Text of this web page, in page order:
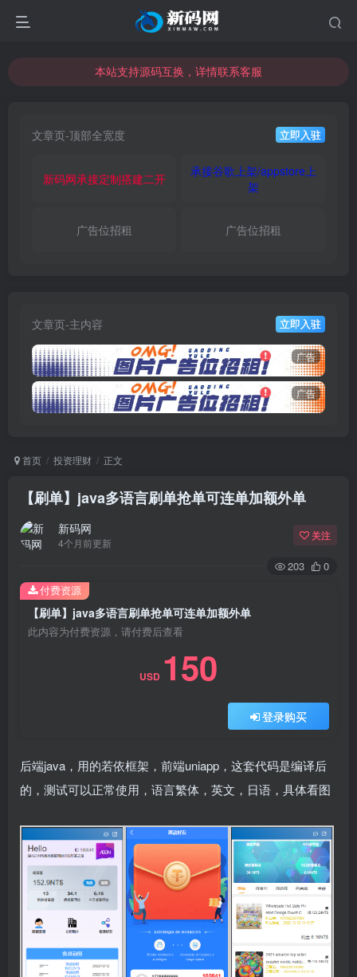
本站支持源码互换，详情联系客服
本站支持源码互换，详情联系客服
文章页-顶部全宽度 立即入驻
新码网承接定制搭建二开
承接谷歌上架/appstore上
架
广告位招租 广告位招租
文章页-主内容 立即入驻
广告
广告
首页 投资理财 正文
【刷单】java多语言刷单抢单可连单加额外单
新码网
4个月前更新
关注
203 0
【刷单】java多语言刷单抢单可连单加额外单
此内容为付费资源，请付费后查看
USD 150
登录购买
付费资源
后端java，用的若依框架，前端uniapp，这套代码是编译后
的，测试可以正常使用，语言繁体，英文，日语，具体看图